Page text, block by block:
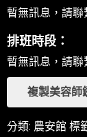
暫無訊息，請聯
排班時段：
暫無訊息，請聯
複製美容師
分類: 農安館 標